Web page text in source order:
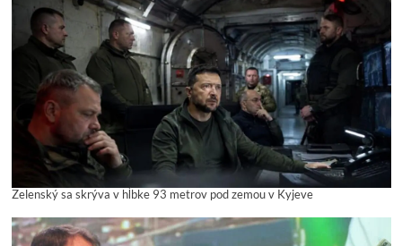
Zelenský sa skrýva v hĺbke 93 metrov pod zemou v Kyjeve